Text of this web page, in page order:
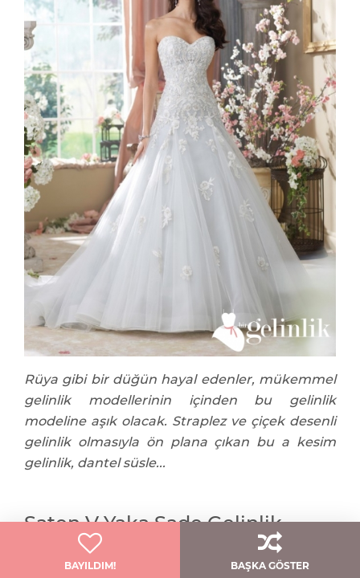
Rüya gibi bir düğün hayal edenler, mükemmel
gelinlik modellerinin içinden bu gelinlik
modeline aşık olacak. Straplez ve çiçek desenli
gelinlik olmasıyla ön plana çıkan bu a kesim
gelinlik, dantel süsle...
Saten V Yaka Sade Gelinlik
BAYILDIM! BAŞKA GÖSTER